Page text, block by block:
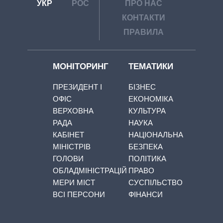
УКР РОС
ПРО НАС
КОНТАКТИ
ПРАВИЛА
МОНІТОРИНГ
ПРЕЗИДЕНТ І
ОФІС
ВЕРХОВНА
РАДА
КАБІНЕТ
МІНІСТРІВ
ГОЛОВИ
ОБЛАДМІНІСТРАЦІЙ
МЕРИ МІСТ
ВСІ ПЕРСОНИ
ТЕМАТИКИ
БІЗНЕС
ЕКОНОМІКА
КУЛЬТУРА
НАУКА
НАЦІОНАЛЬНА
БЕЗПЕКА
ПОЛІТИКА
ПРАВО
СУСПІЛЬСТВО
ФІНАНСИ